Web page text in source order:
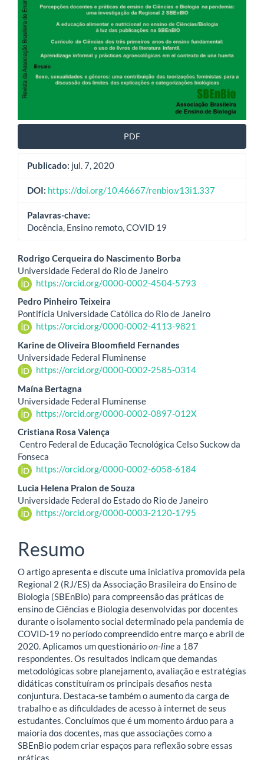
PDF
Publicado: jul. 7, 2020
DOI: https://doi.org/10.46667/renbio.v13i1.337
Palavras-chave:
Docência, Ensino remoto, COVID 19
Conteúdo
do
artigo
principal
Rodrigo Cerqueira do Nascimento Borba
Universidade Federal do Rio de Janeiro
https://orcid.org/0000-0002-4504-5793
Pedro Pinheiro Teixeira
Pontifícia Universidade Católica do Rio de Janeiro
https://orcid.org/0000-0002-4113-9821
Karine de Oliveira Bloomfield Fernandes
Universidade Federal Fluminense
https://orcid.org/0000-0002-2585-0314
Maína Bertagna
Universidade Federal Fluminense
https://orcid.org/0000-0002-0897-012X
Cristiana Rosa Valença
Centro Federal de Educação Tecnológica Celso Suckow da
Fonseca
https://orcid.org/0000-0002-6058-6184
Lucia Helena Pralon de Souza
Universidade Federal do Estado do Rio de Janeiro
https://orcid.org/0000-0003-2120-1795
Resumo
O artigo apresenta e discute uma iniciativa promovida pela
Regional 2 (RJ/ES) da Associação Brasileira do Ensino de
Biologia (SBEnBio) para compreensão das práticas de
ensino de Ciências e Biologia desenvolvidas por docentes
durante o isolamento social determinado pela pandemia de
COVID-19 no período compreendido entre março e abril de
2020. Aplicamos um questionárioon-linea 187
respondentes. Os resultados indicam que demandas
metodológicas sobre planejamento, avaliação e estratégias
didáticas constituíram os principais desafios nesta
conjuntura. Destaca-se também o aumento da carga de
trabalho e as dificuldades de acesso à internet de seus
estudantes. Concluímos que é um momento árduo para a
maioria dos docentes, mas que associações como a
SBEnBio podem criar espaços para reflexão sobre essas
práticas.